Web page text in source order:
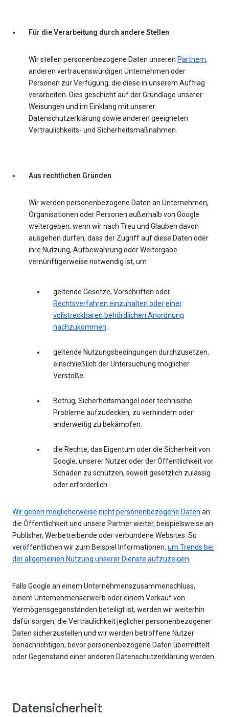
Für die Verarbeitung durch andere Stellen
Wir stellen personenbezogene Daten unseren Partnern,
anderen vertrauenswürdigen Unternehmen oder
Personen zur Verfügung, die diese in unserem Auftrag
verarbeiten. Dies geschieht auf der Grundlage unserer
Weisungen und im Einklang mit unserer
Datenschutzerklärung sowie anderen geeigneten
Vertraulichkeits- und Sicherheitsmaßnahmen.
Aus rechtlichen Gründen
Wir werden personenbezogene Daten an Unternehmen,
Organisationen oder Personen außerhalb von Google
weitergeben, wenn wir nach Treu und Glauben davon
ausgehen dürfen, dass der Zugriff auf diese Daten oder
ihre Nutzung, Aufbewahrung oder Weitergabe
vernünftigerweise notwendig ist, um
geltende Gesetze, Vorschriften oder
Rechtsverfahren einzuhalten oder einer
vollstreckbaren behördlichen Anordnung
nachzukommen.
geltende Nutzungsbedingungen durchzusetzen,
einschließlich der Untersuchung möglicher
Verstöße.
Betrug, Sicherheitsmängel oder technische
Probleme aufzudecken, zu verhindern oder
anderweitig zu bekämpfen.
die Rechte, das Eigentum oder die Sicherheit von
Google, unserer Nutzer oder der Öffentlichkeit vor
Schaden zu schützen, soweit gesetzlich zulässig
oder erforderlich.
Wir geben möglicherweise nicht personenbezogene Daten an
die Öffentlichkeit und unsere Partner weiter, beispielsweise an
Publisher, Werbetreibende oder verbundene Websites. So
veröffentlichen wir zum Beispiel Informationen, um Trends bei
der allgemeinen Nutzung unserer Dienste aufzuzeigen.
Falls Google an einem Unternehmenszusammenschluss,
einem Unternehmenserwerb oder einem Verkauf von
Vermögensgegenständen beteiligt ist, werden wir weiterhin
dafür sorgen, die Vertraulichkeit jeglicher personenbezogener
Daten sicherzustellen und wir werden betroffene Nutzer
benachrichtigen, bevor personenbezogene Daten übermittelt
oder Gegenstand einer anderen Datenschutzerklärung werden.
Datensicherheit